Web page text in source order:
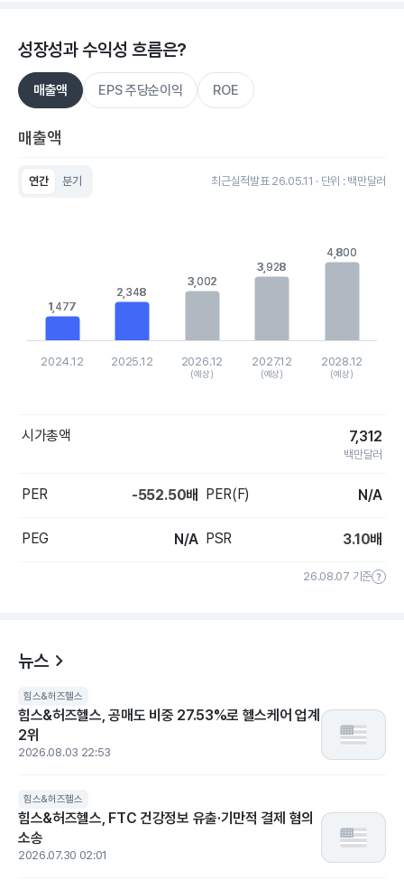
성장성과 수익성 흐름은?
매출액 EPS 주당순이익 ROE
매출액
연간 분기 최근실적발표 26.05.11 · 단위 : 백만달러
The chart has 1 Y axis displaying values. Data ranges from
1,477
1,477
2,348
2,348
3,002
3,002
3,928
3,928
4,800
4,800
2024.12 2025.12 2026.12
(예상)
2027.12
(예상)
2028.12
(예상)
시가총액 7,312
백만달러
PER -552.50배 PER(F) N/A
PEG N/A PSR 3.10배
26.08.07 기준
뉴스
힘스&허즈헬스
힘스&허즈헬스, 공매도 비중 27.53%로 헬스케어 업계
2위
2026.08.03 22:53
힘스&허즈헬스
힘스&허즈헬스, FTC 건강정보 유출·기만적 결제 혐의
소송
2026.07.30 02:01